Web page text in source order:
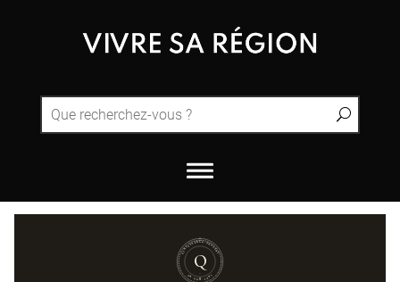
QUINTESSENCE·PROVENCE
UN·SUR·CENT
Q